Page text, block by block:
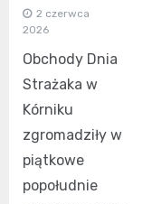
2 czerwca
2026
Obchody Dnia
Strażaka w
Kórniku
zgromadziły w
piątkowe
popołudnie